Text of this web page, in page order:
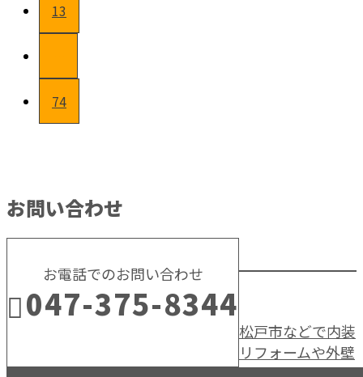
13
74
お問い合わせ
お電話でのお問い合わせ
047-375-8344
松戸市などで内装
リフォームや外壁